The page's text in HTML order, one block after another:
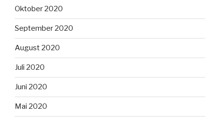
Oktober 2020
September 2020
August 2020
Juli 2020
Juni 2020
Mai 2020